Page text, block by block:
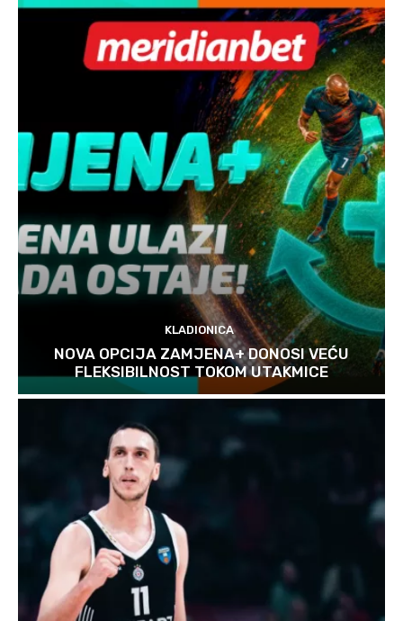
KLADIONICA
NOVA OPCIJA ZAMJENA+ DONOSI VEĆU
FLEKSIBILNOST TOKOM UTAKMICE